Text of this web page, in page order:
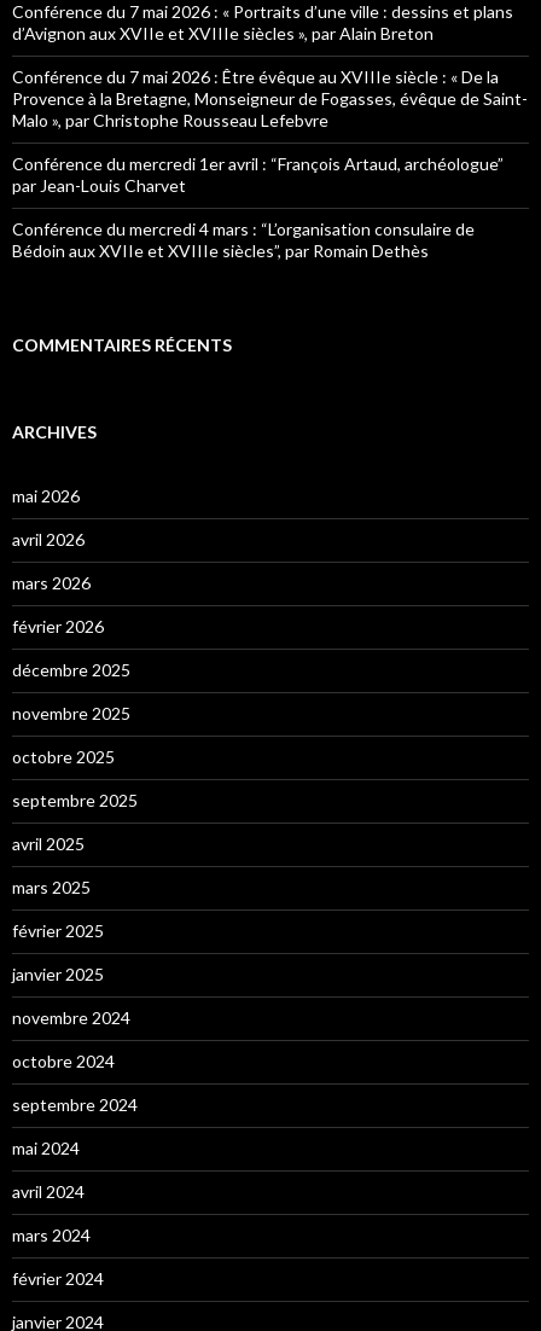
:
Conférence du 7 mai 2026 : « Portraits d’une ville : dessins et plans
d’Avignon aux XVIIe et XVIIIe siècles », par Alain Breton
Conférence du 7 mai 2026 : Être évêque au XVIIIe siècle : « De la
Provence à la Bretagne, Monseigneur de Fogasses, évêque de Saint-
Malo », par Christophe Rousseau Lefebvre
Conférence du mercredi 1er avril : “François Artaud, archéologue”
par Jean-Louis Charvet
Conférence du mercredi 4 mars : “L’organisation consulaire de
Bédoin aux XVIIe et XVIIIe siècles”, par Romain Dethès
COMMENTAIRES RÉCENTS
ARCHIVES
mai 2026
avril 2026
mars 2026
février 2026
décembre 2025
novembre 2025
octobre 2025
septembre 2025
avril 2025
mars 2025
février 2025
janvier 2025
novembre 2024
octobre 2024
septembre 2024
mai 2024
avril 2024
mars 2024
février 2024
janvier 2024